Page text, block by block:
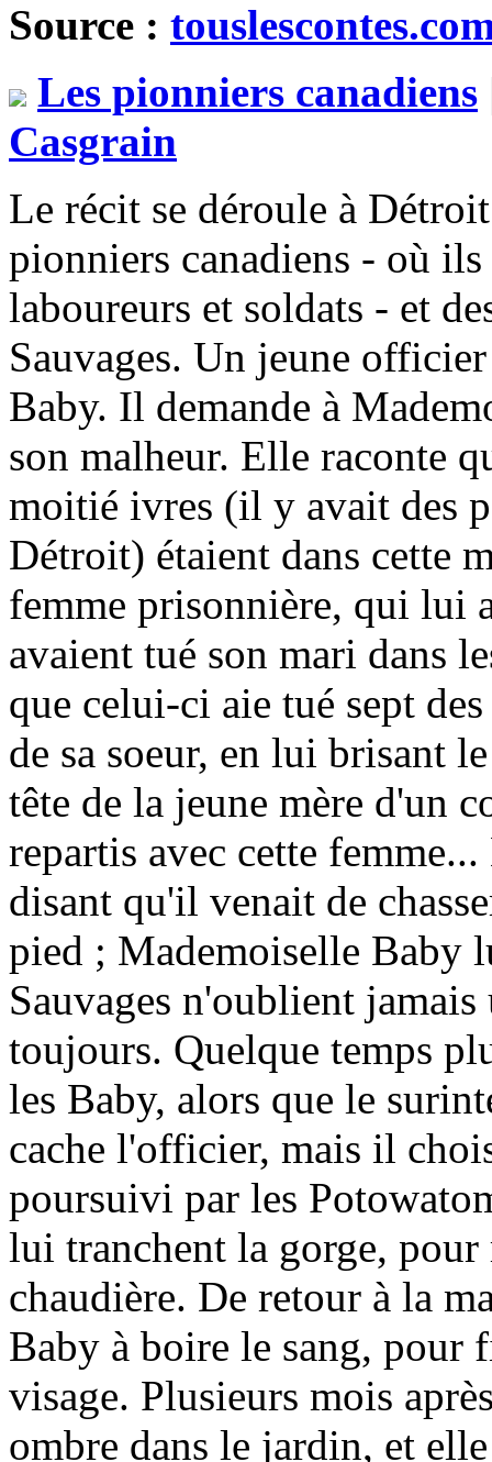
Source :
Les pionniers canadiens
Casgrain
Le récit se déroule à
pionniers canadiens - où
laboureurs et soldats - et
Sauvages. Un jeune
Baby. Il demande à
son malheur. Elle raconte
moitié ivres (il y avait des
Détroit) étaient dans cette
femme prisonnière, qui lui
avaient tué son mari dans
que celui-ci aie tué sept
de sa soeur, en lui brisant
tête de la jeune mère d'un
repartis avec cette
disant qu'il venait de
pied ; Mademoiselle Baby
Sauvages n'oublient
toujours. Quelque temps
les Baby, alors que le
cache l'officier, mais il
poursuivi par les
lui tranchent la gorge, pour
chaudière. De retour à la
Baby à boire le sang,
visage. Plusieurs mois
ombre dans le jardin, et